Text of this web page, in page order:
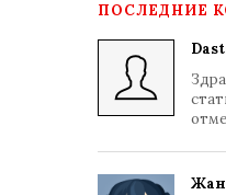
ПОСЛЕДНИЕ